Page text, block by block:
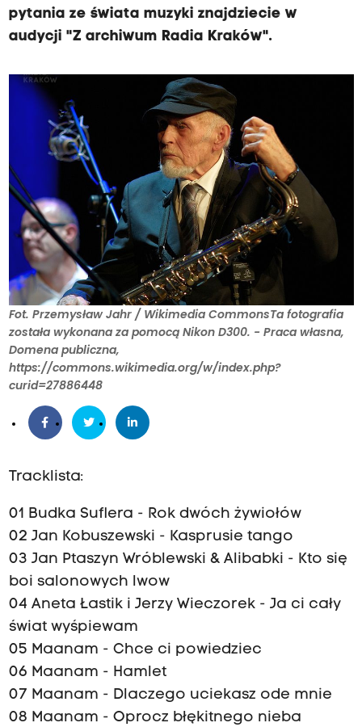
pytania ze świata muzyki znajdziecie w
audycji "Z archiwum Radia Kraków".
Fot. Przemysław Jahr / Wikimedia CommonsTa fotografia
została wykonana za pomocą Nikon D300. - Praca własna,
Domena publiczna,
https://commons.wikimedia.org/w/index.php?
curid=27886448
Tracklista:
01 Budka Suflera - Rok dwóch żywiołów
02 Jan Kobuszewski - Kasprusie tango
03 Jan Ptaszyn Wróblewski & Alibabki - Kto się
boi salonowych lwow
04 Aneta Łastik i Jerzy Wieczorek - Ja ci cały
świat wyśpiewam
05 Maanam - Chce ci powiedziec
06 Maanam - Hamlet
07 Maanam - Dlaczego uciekasz ode mnie
08 Maanam - Oprocz błękitnego nieba